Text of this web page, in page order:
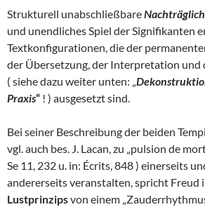
Strukturell unabschließbare
und unendliches Spiel der Signifikanten
Textkonfigurationen, die der
der Übersetzung, der Interpretation und
( siehe dazu weiter unten: „
Praxis“ ! ) ausgesetzt sind.
Bei seiner Beschreibung der beiden
vgl. auch bes. J. Lacan, zu „pulsion de
Se 11, 232 u. in: Écrits, 848 ) einerseits
andererseits veranstalten, spricht Freud
Lustprinzipsvon einem